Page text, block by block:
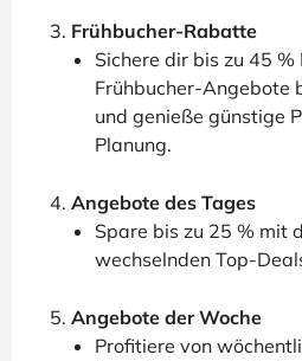
Frühbucher-Rabatte
Sichere dir bis zu 45
Frühbucher-Angebote
und genieße günstige
Planung.
Angebote des Tages
Spare bis zu 25 % mit
wechselnden Top-
Angebote der Woche
Profitiere von